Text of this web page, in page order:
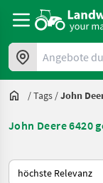
Angebote
/Tags /John
John Deere 6420
So wird auf